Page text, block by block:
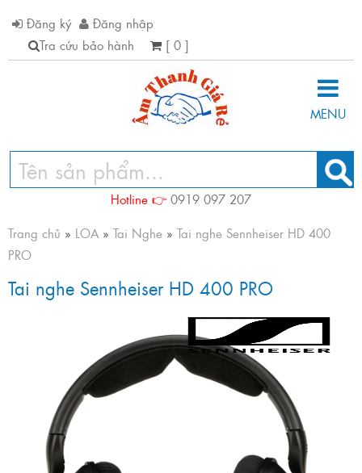
Đăng ký
Đăng nhập
Tra cứu bảo hành
[ 0 ]
MENU
Hotline 👉 0919 097 207
Trang chủ » LOA » Tai Nghe » Tai nghe Sennheiser HD 400
PRO
Tai nghe Sennheiser HD 400 PRO